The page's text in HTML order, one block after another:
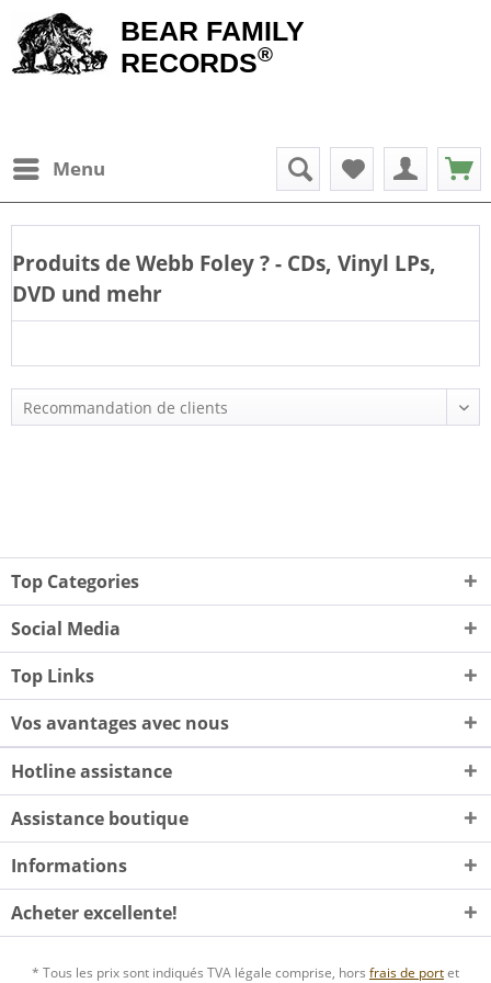
BEAR FAMILY
RECORDS®
Menu
Produits deWebb Foley? - CDs, Vinyl LPs,
DVD und mehr
Top Categories
Social Media
Top Links
Vos avantages avec nous
Hotline assistance
Assistance boutique
Informations
Acheter excellente!
* Tous les prix sont indiqués TVA légale comprise, hors frais de portet